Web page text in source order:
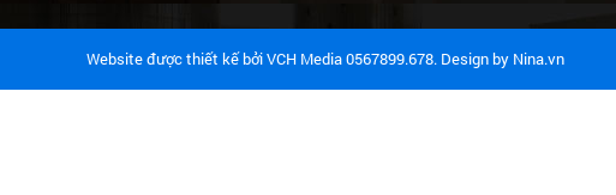
Website được thiết kế bởi VCH Media 0567899.678. Design by Nina.vn